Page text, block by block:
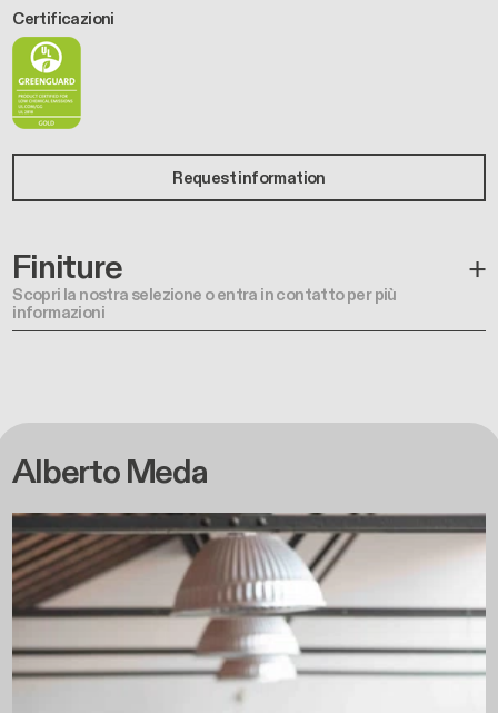
Certificazioni
Request information
Finiture
Scopri la nostra selezione o entra in contatto per più
informazioni
Alberto Meda